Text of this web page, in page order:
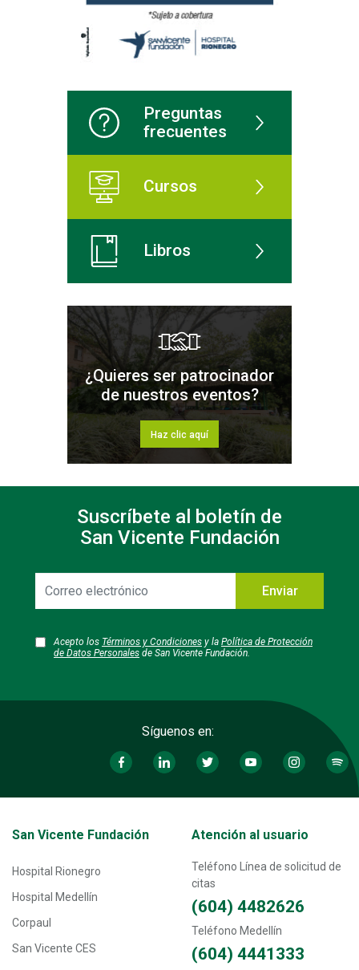
Preguntas
frecuentes
Cursos
Libros
¿Quieres ser patrocinador
de nuestros eventos?
Haz clic aquí
Suscríbete al boletín de
San Vicente Fundación
electrónico
Acepto los Términos y Condiciones y la Política de Protección
de Datos Personales de San Vicente Fundación.
Enviar
Síguenos en:
Transversal - Menú San Vicente fundación footer
San Vicente Fundación
Hospital Rionegro
Hospital Medellín
Corpaul
San Vicente CES
Atención al usuario
Teléfono Línea de solicitud de
citas
(604) 4482626
Teléfono Medellín
(604) 4441333